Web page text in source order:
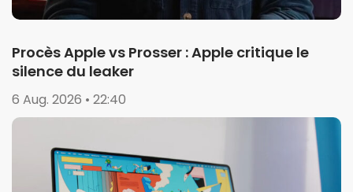
Procès Apple vs Prosser : Apple critique le
silence du leaker
6 Aug. 2026 • 22:40